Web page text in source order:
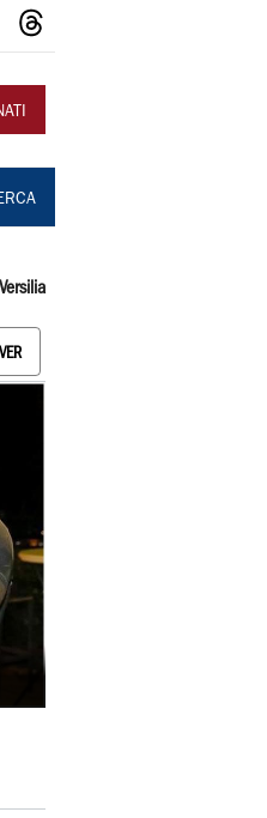
Versilia